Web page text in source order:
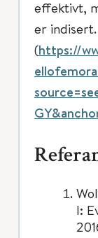
effektivt,
er indisert.
(https://
I: